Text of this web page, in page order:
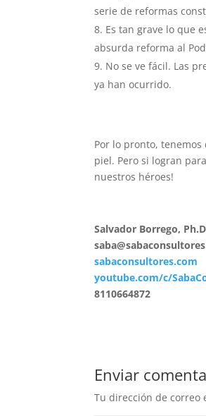
serie de reformas
Es tan grave lo que
absurda reforma al
No se ve fácil. Las
ya han ocurrido.
Por lo pronto,
piel. Pero si logran
nuestros héroes!
Salvador Borrego,
sabaconsultores.com
youtube.com/c/
8110664872
Enviar
Tu dirección de correo